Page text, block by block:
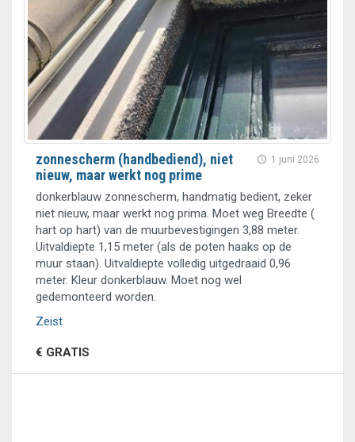
1 juni 2026
zonnescherm (handbediend), niet
nieuw, maar werkt nog prime
donkerblauw zonnescherm, handmatig bedient, zeker
niet nieuw, maar werkt nog prima. Moet weg Breedte (
hart op hart) van de muurbevestigingen 3,88 meter.
Uitvaldiepte 1,15 meter (als de poten haaks op de
muur staan). Uitvaldiepte volledig uitgedraaid 0,96
meter. Kleur donkerblauw. Moet nog wel
gedemonteerd worden.
Zeist
€ GRATIS